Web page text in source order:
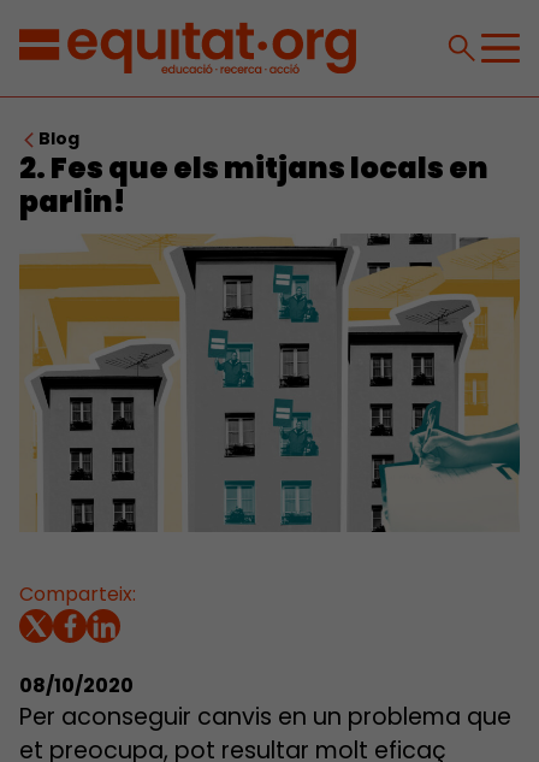
Blog
2. Fes que els mitjans locals en
parlin!
Comparteix:
08/10/2020
Per aconseguir canvis en un problema que
et preocupa, pot resultar molt eficaç